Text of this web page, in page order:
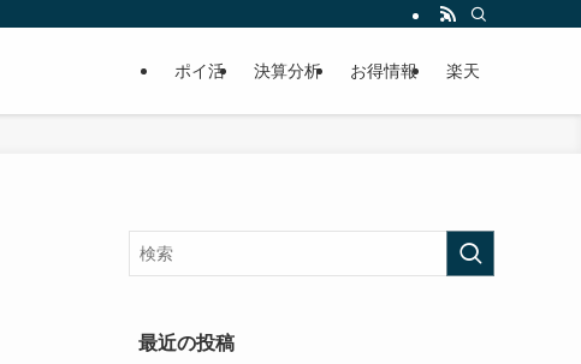
ポイ活 決算分析 お得情報 楽天
最近の投稿